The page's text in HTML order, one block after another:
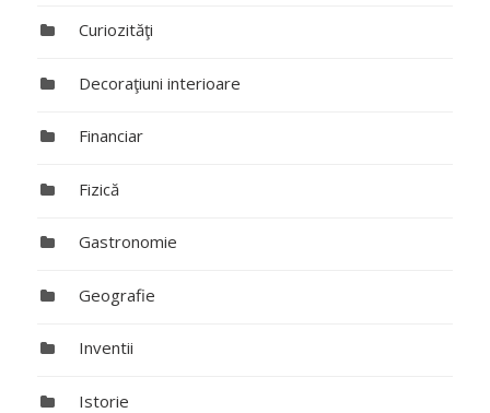
Curiozităţi
Decoraţiuni interioare
Financiar
Fizică
Gastronomie
Geografie
Inventii
Istorie